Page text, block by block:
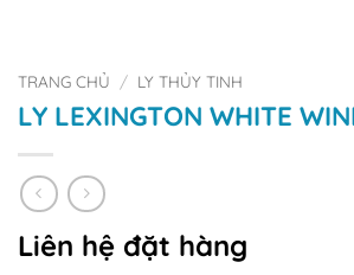
TRANG CHỦ / LY THỦY TINH
LY LEXINGTON WHITE
Liên hệ đặt hàng